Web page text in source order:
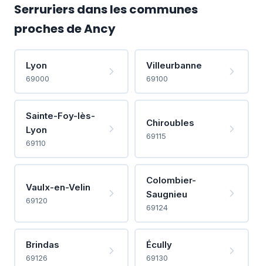
Serruriers dans les communes
proches de Ancy
Lyon
69000
Villeurbanne
69100
Sainte-Foy-lès-
Lyon
69110
Chiroubles
69115
Vaulx-en-Velin
69120
Colombier-
Saugnieu
69124
Brindas
69126
Écully
69130